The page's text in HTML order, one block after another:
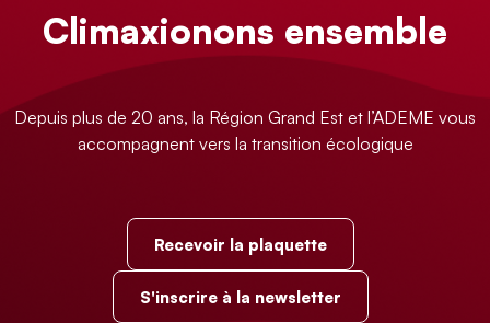
Climaxionons ensemble
Depuis plus de 20 ans, la Région Grand Est et l’ADEME vous
accompagnent vers la transition écologique
Recevoir la plaquette
S'inscrire à la newsletter